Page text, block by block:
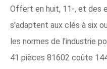
Offert en huit, 11-, et des
s'adaptent aux clés à six
les normes de l'industrie
41 pièces 81602 coûte